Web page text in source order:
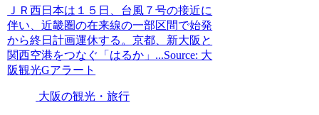
ＪＲ西日本は１５日、台風７号の接近に
伴い、近畿圏の在来線の一部区間で始発
から終日計画運休する。京都、新大阪と
関西空港をつなぐ「はるか」...Source: 大
阪観光Gアラート
大阪の観光・旅行